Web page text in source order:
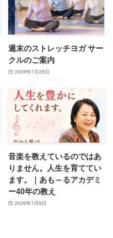
週末のストレッチヨガ サー
クルのご案内
2026年7月26日
音楽を教えているのではあ
りません。人生を育ててい
ます。｜あも～るアカデミ
ー40年の教え
2026年7月8日